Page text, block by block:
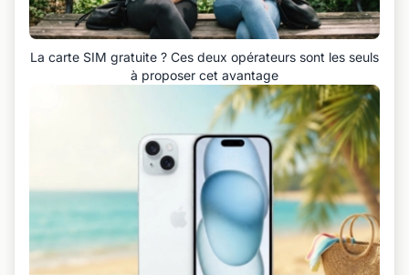
La carte SIM gratuite ? Ces deux opérateurs sont les seuls
à proposer cet avantage